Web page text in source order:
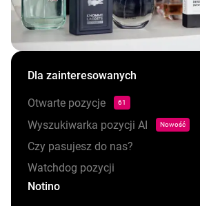
Dla zainteresowanych
Otwarte pozycje 61
Wyszukiwarka pozycji AI Nowość
Czy pasujesz do nas?
Watchdog pozycji
Notino